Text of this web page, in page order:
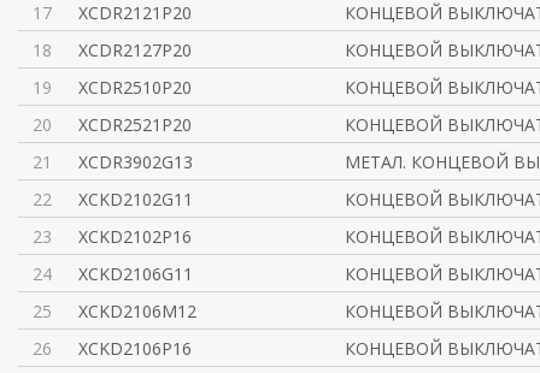
17
XCDR2121P20
КОНЦЕВОЙ
18
XCDR2127P20
КОНЦЕВОЙ
19
XCDR2510P20
КОНЦЕВОЙ
20
XCDR2521P20
КОНЦЕВОЙ
21
XCDR3902G13
МЕТАЛ. КОНЦЕВОЙ
22
XCKD2102G11
КОНЦЕВОЙ
23
XCKD2102P16
КОНЦЕВОЙ
24
XCKD2106G11
КОНЦЕВОЙ
25
XCKD2106M12
КОНЦЕВОЙ
26
XCKD2106P16
КОНЦЕВОЙ